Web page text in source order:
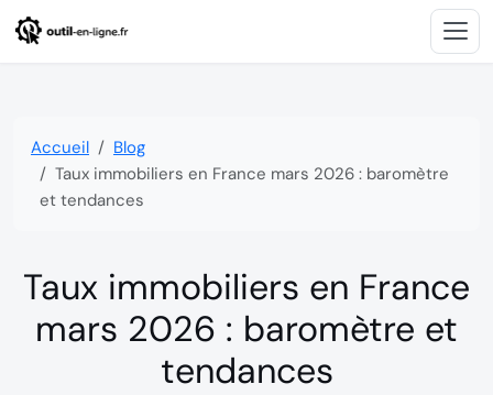
Accueil
Blog
Taux immobiliers en France mars 2026 : baromètre
et tendances
Taux immobiliers en France
mars 2026 : baromètre et
tendances